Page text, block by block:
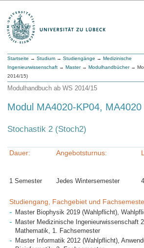
Startseite → Studium → Studiengänge → Medizinische
Ingenieurwissenschaft → Master→ Modulhandbücher→
2014/15)
Modulhandbuch ab WS 2014/15
Modul MA4020-KP04, MA4020
Stochastik 2 (Stoch2)
Dauer:
1 Semester
Angebotsturnus:
Jedes Wintersemester 4
Studiengang, Fachgebiet und
Master Biophysik 2019 (Wahlpflicht),
Master Medizinische Ingenieurwissenschaft
Mathematik, 1. Fachsemester
Master Informatik 2012 (Wahlpflicht),